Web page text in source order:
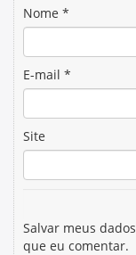
Nome *
E-mail *
Site
Salvar meus
que eu comentar.